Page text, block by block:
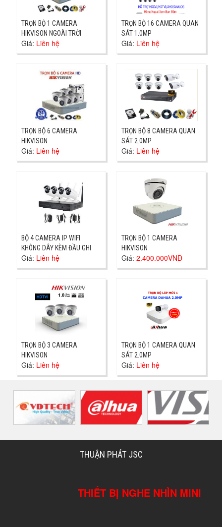
TRỌN BỘ 1 CAMERA
HIKVISON NGOÀI TRỜI
Giá: Liên hệ
TRỌN BỘ 16 CAMERA QUAN
SÁT 1.0MP
Giá: Liên hệ
TRỌN BỘ 6 CAMERA
HIKVISON
Giá: Liên hệ
TRỌN BỘ 8 CAMERA QUAN
SÁT 2.0MP
Giá: Liên hệ
BỘ 4 CAMERA IP WIFI
KHÔNG DÂY KÈM ĐẦU GHI
Giá: Liên hệ
TRỌN BỘ 1 CAMERA
HIKVISON
Giá: 2.400.000VNĐ
TRỌN BỘ 3 CAMERA
HIKVISON
Giá: Liên hệ
TRỌN BỘ 1 CAMERA QUAN
SÁT 2.0MP
Giá: Liên hệ
THUẬN PHÁT JSC
THIẾT BỊ NGHE NHÌN MINI